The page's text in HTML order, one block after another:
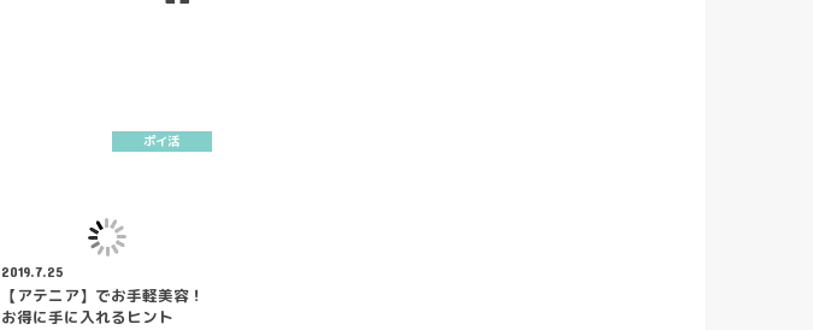
ポイ活
2019.7.25
【アテニア】でお手軽美容！
お得に手に入れるヒント